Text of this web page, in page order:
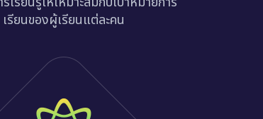
เรียนของผู้เรียนแต่ละคน